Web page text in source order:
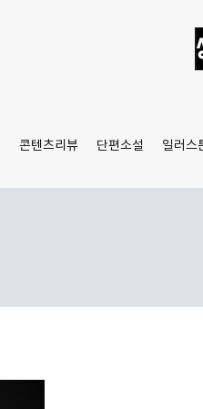
콘텐츠리뷰 단편소설 일러스